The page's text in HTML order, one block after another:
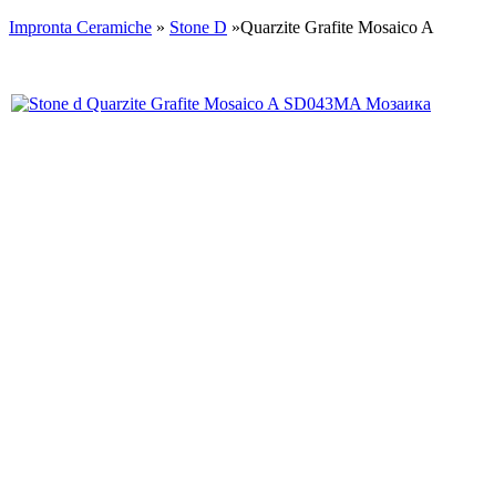
Impronta Ceramiche » Stone D »Quarzite Grafite Mosaico A